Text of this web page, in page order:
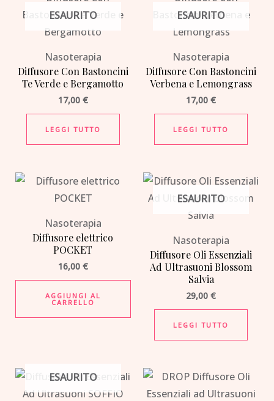
ESAURITO
Nasoterapia
Diffusore Con Bastoncini
Te Verde e Bergamotto
17,00 €
LEGGI TUTTO
ESAURITO
Nasoterapia
Diffusore Con Bastoncini
Verbena e Lemongrass
17,00€
LEGGI TUTTO
Nasoterapia
Diffusore elettrico
POCKET
16,00 €
AGGIUNGI AL
CARRELLO
ESAURITO
Nasoterapia
Diffusore Oli Essenziali
Ad Ultrasuoni Blossom
Salvia
29,00€
LEGGI TUTTO
ESAURITO